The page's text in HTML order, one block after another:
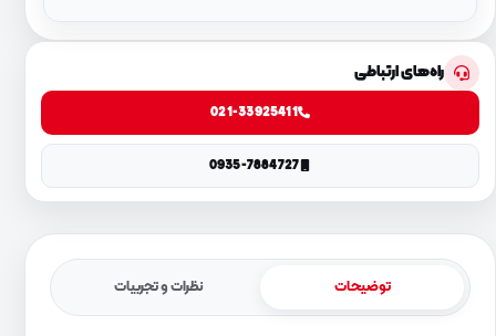
راه‌های ارتباطی
021-33925411
0935-7884727
توضیحات نظرات و تجربیات